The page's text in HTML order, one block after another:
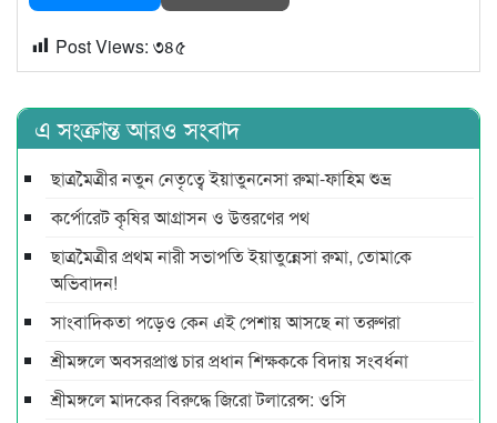
Post Views: ৩৪৫
এ সংক্রান্ত আরও সংবাদ
ছাত্রমৈত্রীর নতুন নেতৃত্বে ইয়াতুননেসা রুমা-ফাহিম শুভ্র
কর্পোরেট কৃষির আগ্রাসন ও উত্তরণের পথ
ছাত্রমৈত্রীর প্রথম নারী সভাপ‌তি ইয়াতুন্নেসা রুমা, তোমা‌কে
অ‌ভিবাদন!
সাংবাদিকতা পড়েও কেন এই পেশায় আসছে না তরুণরা
শ্রীমঙ্গলে অবসরপ্রাপ্ত চার প্রধান শিক্ষককে বিদায় সংবর্ধনা
শ্রীমঙ্গলে মাদকের বিরুদ্ধে জিরো টলারেন্স: ওসি